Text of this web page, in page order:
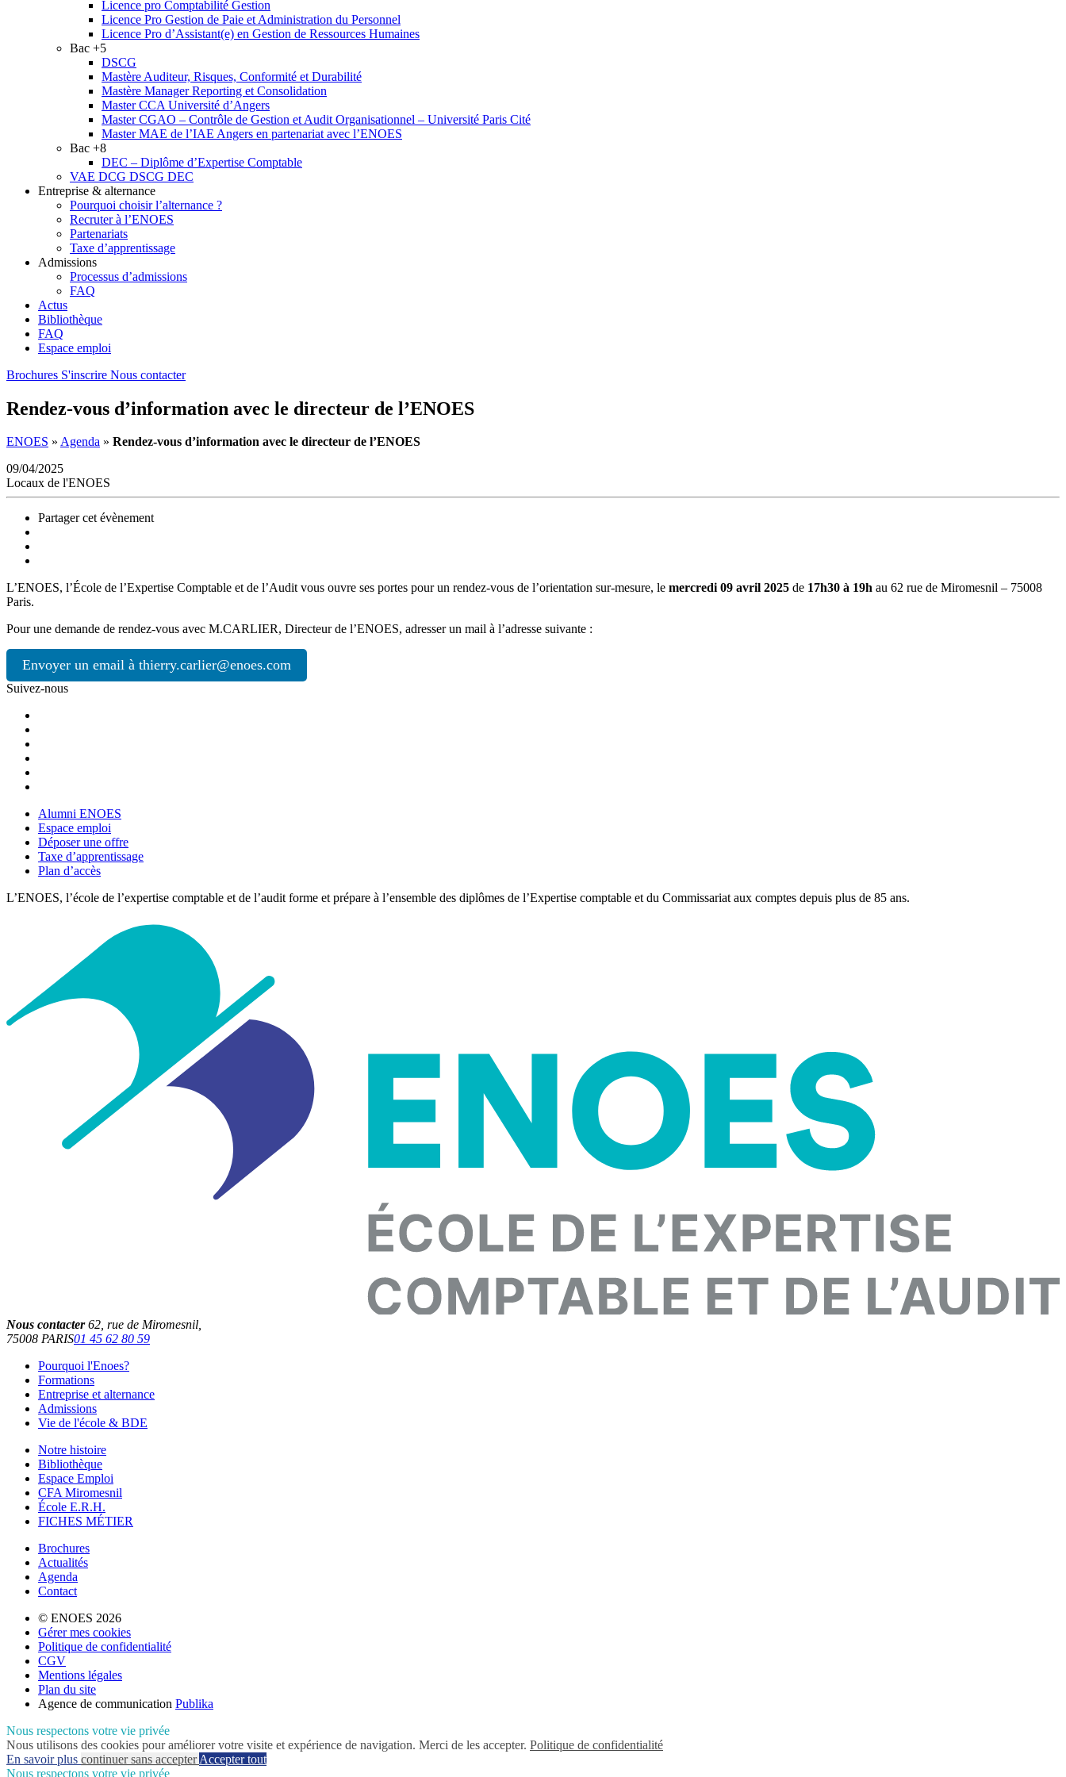
Licence pro Comptabilité Gestion
Licence Pro Gestion de Paie et Administration du Personnel
Licence Pro d’Assistant(e) en Gestion de Ressources Humaines
Bac +5
DSCG
Mastère Auditeur, Risques, Conformité et Durabilité
Mastère Manager Reporting et Consolidation
Master CCA Université d’Angers
Master CGAO – Contrôle de Gestion et Audit Organisationnel – Université Paris Cité
Master MAE de l’IAE Angers en partenariat avec l’ENOES
Bac +8
DEC – Diplôme d’Expertise Comptable
VAE DCG DSCG DEC
Entreprise & alternance
Pourquoi choisir l’alternance ?
Recruter à l’ENOES
Partenariats
Taxe d’apprentissage
Admissions
Processus d’admissions
FAQ
Actus
Bibliothèque
FAQ
Espace emploi
Brochures S'inscrire Nous contacter
Rendez-vous d’information avec le directeur de l’ENOES
ENOES » Agenda » Rendez-vous d’information avec le directeur de l’ENOES
09/04/2025
Locaux de l'ENOES
Partager cet évènement
L’ENOES, l’École de l’Expertise Comptable et de l’Audit vous ouvre ses portes pour un rendez-vous de l’orientation sur-mesure, le mercredi 09 avril 2025 de 17h30 à 19h au 62 rue de Miromesnil – 75008
Paris.
Pour une demande de rendez-vous avec M.CARLIER, Directeur de l’ENOES, adresser un mail à l’adresse suivante :
Envoyer un email à thierry.carlier@enoes.com
Suivez-nous
Alumni ENOES
Espace emploi
Déposer une offre
Taxe d’apprentissage
Plan d’accès
L’ENOES, l’école de l’expertise comptable et de l’audit forme et prépare à l’ensemble des diplômes de l’Expertise comptable et du Commissariat aux comptes depuis plus de 85 ans.
Nous contacter 62, rue de Miromesnil,
75008 PARIS01 45 62 80 59
Pourquoi l'Enoes?
Formations
Entreprise et alternance
Admissions
Vie de l'école & BDE
Notre histoire
Bibliothèque
Espace Emploi
CFA Miromesnil
École E.R.H.
FICHES MÉTIER
Brochures
Actualités
Agenda
Contact
© ENOES 2026
Gérer mes cookies
Politique de confidentialité
CGV
Mentions légales
Plan du site
Agence de communication Publika
Nous respectons votre vie privée
Nous utilisons des cookies pour améliorer votre visite et expérience de navigation. Merci de les accepter. Politique de confidentialité
En savoir plus continuer sans accepterAccepter tout
Nous respectons votre vie privée